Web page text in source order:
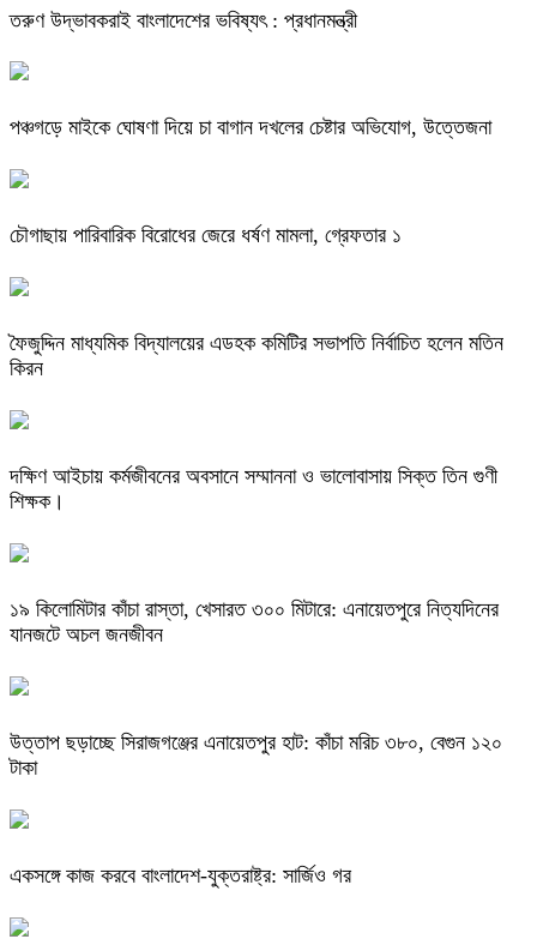
তরুণ উদ্ভাবকরাই বাংলাদেশের ভবিষ্যৎ : প্রধানমন্ত্রী
পঞ্চগড়ে মাইকে ঘোষণা দিয়ে চা বাগান দখলের চেষ্টার অভিযোগ, উত্তেজনা
চৌগাছায় পারিবারিক বিরোধের জেরে ধর্ষণ মামলা, গ্রেফতার ১
ফৈজুদ্দিন মাধ্যমিক বিদ্যালয়ের এডহক কমিটির সভাপতি নির্বাচিত হলেন মতিন
কিরন
দক্ষিণ আইচায় কর্মজীবনের অবসানে সম্মাননা ও ভালোবাসায় সিক্ত তিন গুণী
শিক্ষক।
​১৯ কিলোমিটার কাঁচা রাস্তা, খেসারত ৩০০ মিটারে: এনায়েতপুরে নিত্যদিনের
যানজটে অচল জনজীবন
উত্তাপ ছড়াচ্ছে সিরাজগঞ্জের এনায়েতপুর হাট: কাঁচা মরিচ ৩৮০, বেগুন ১২০
টাকা
একসঙ্গে কাজ করবে বাংলাদেশ-যুক্তরাষ্ট্র: সার্জিও গর